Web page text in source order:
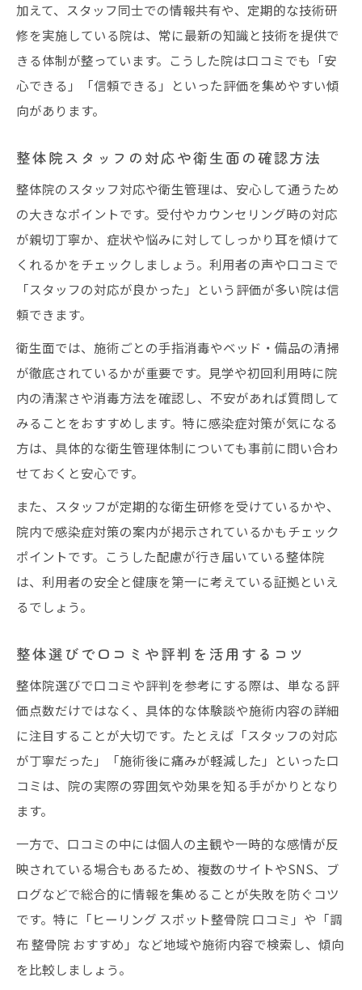
加えて、スタッフ同士での情報共有や、定期的な技術研
修を実施している院は、常に最新の知識と技術を提供で
きる体制が整っています。こうした院は口コミでも「安
心できる」「信頼できる」といった評価を集めやすい傾
向があります。
整体院スタッフの対応や衛生面の確認方法
整体院のスタッフ対応や衛生管理は、安心して通うため
の大きなポイントです。受付やカウンセリング時の対応
が親切丁寧か、症状や悩みに対してしっかり耳を傾けて
くれるかをチェックしましょう。利用者の声や口コミで
「スタッフの対応が良かった」という評価が多い院は信
頼できます。
衛生面では、施術ごとの手指消毒やベッド・備品の清掃
が徹底されているかが重要です。見学や初回利用時に院
内の清潔さや消毒方法を確認し、不安があれば質問して
みることをおすすめします。特に感染症対策が気になる
方は、具体的な衛生管理体制についても事前に問い合わ
せておくと安心です。
また、スタッフが定期的な衛生研修を受けているかや、
院内で感染症対策の案内が掲示されているかもチェック
ポイントです。こうした配慮が行き届いている整体院
は、利用者の安全と健康を第一に考えている証拠といえ
るでしょう。
整体選びで口コミや評判を活用するコツ
整体院選びで口コミや評判を参考にする際は、単なる評
価点数だけではなく、具体的な体験談や施術内容の詳細
に注目することが大切です。たとえば「スタッフの対応
が丁寧だった」「施術後に痛みが軽減した」といった口
コミは、院の実際の雰囲気や効果を知る手がかりとなり
ます。
一方で、口コミの中には個人の主観や一時的な感情が反
映されている場合もあるため、複数のサイトやSNS、ブ
ログなどで総合的に情報を集めることが失敗を防ぐコツ
です。特に「ヒーリング スポット整骨院 口コミ」や「調
布 整骨院 おすすめ」など地域や施術内容で検索し、傾向
を比較しましょう。